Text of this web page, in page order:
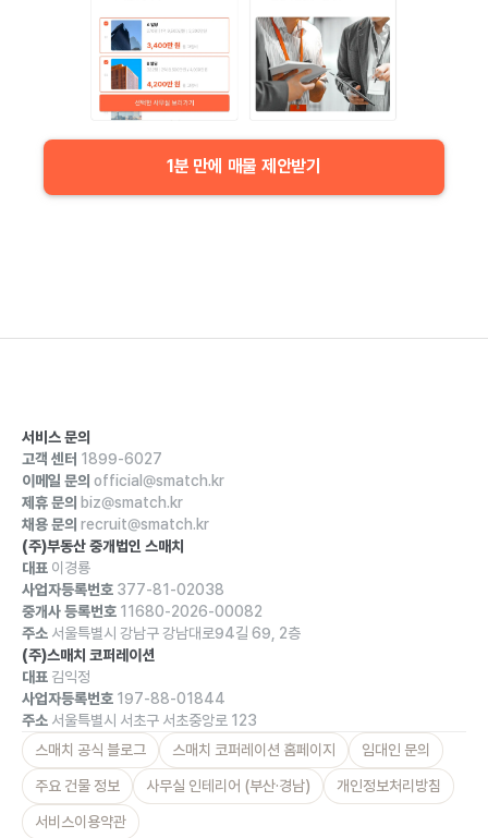
1분 만에 매물 제안받기
서비스 문의
고객 센터 1899-6027
이메일 문의 official@smatch.kr
제휴 문의 biz@smatch.kr
채용 문의 recruit@smatch.kr
(주)부동산 중개법인 스매치
대표 이경룡
사업자등록번호 377-81-02038
중개사 등록번호 11680-2026-00082
주소 서울특별시 강남구 강남대로94길 69, 2층
(주)스매치 코퍼레이션
대표 김익정
사업자등록번호 197-88-01844
주소 서울특별시 서초구 서초중앙로 123
스매치 공식 블로그
스매치 코퍼레이션 홈페이지 임대인 문의
주요 건물 정보 사무실 인테리어 (부산·경남) 개인정보처리방침
서비스이용약관